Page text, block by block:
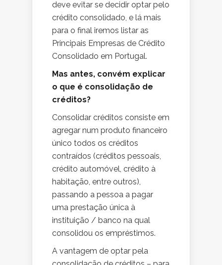
deve evitar se decidir optar pelo
crédito consolidado, e lá mais
para o final iremos listar as
Principais Empresas de Crédito
Consolidado em Portugal.
Mas antes, convém explicar
o que é consolidação de
créditos?
Consolidar créditos consiste em
agregar num produto financeiro
único todos os créditos
contraídos (créditos pessoais,
crédito automóvel, crédito à
habitação, entre outros),
passando a pessoa a pagar
uma prestação única à
instituição / banco na qual
consolidou os empréstimos.
A vantagem de optar pela